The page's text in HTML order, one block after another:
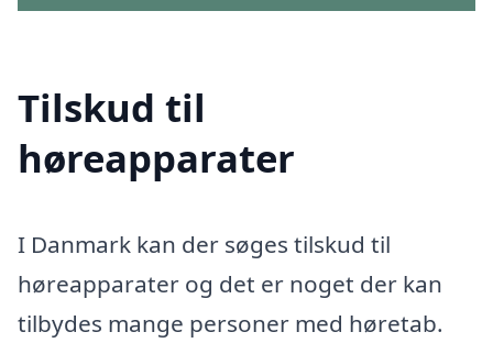
Tilskud til
høreapparater
I Danmark kan der søges tilskud til
høreapparater og det er noget der kan
tilbydes mange personer med høretab.